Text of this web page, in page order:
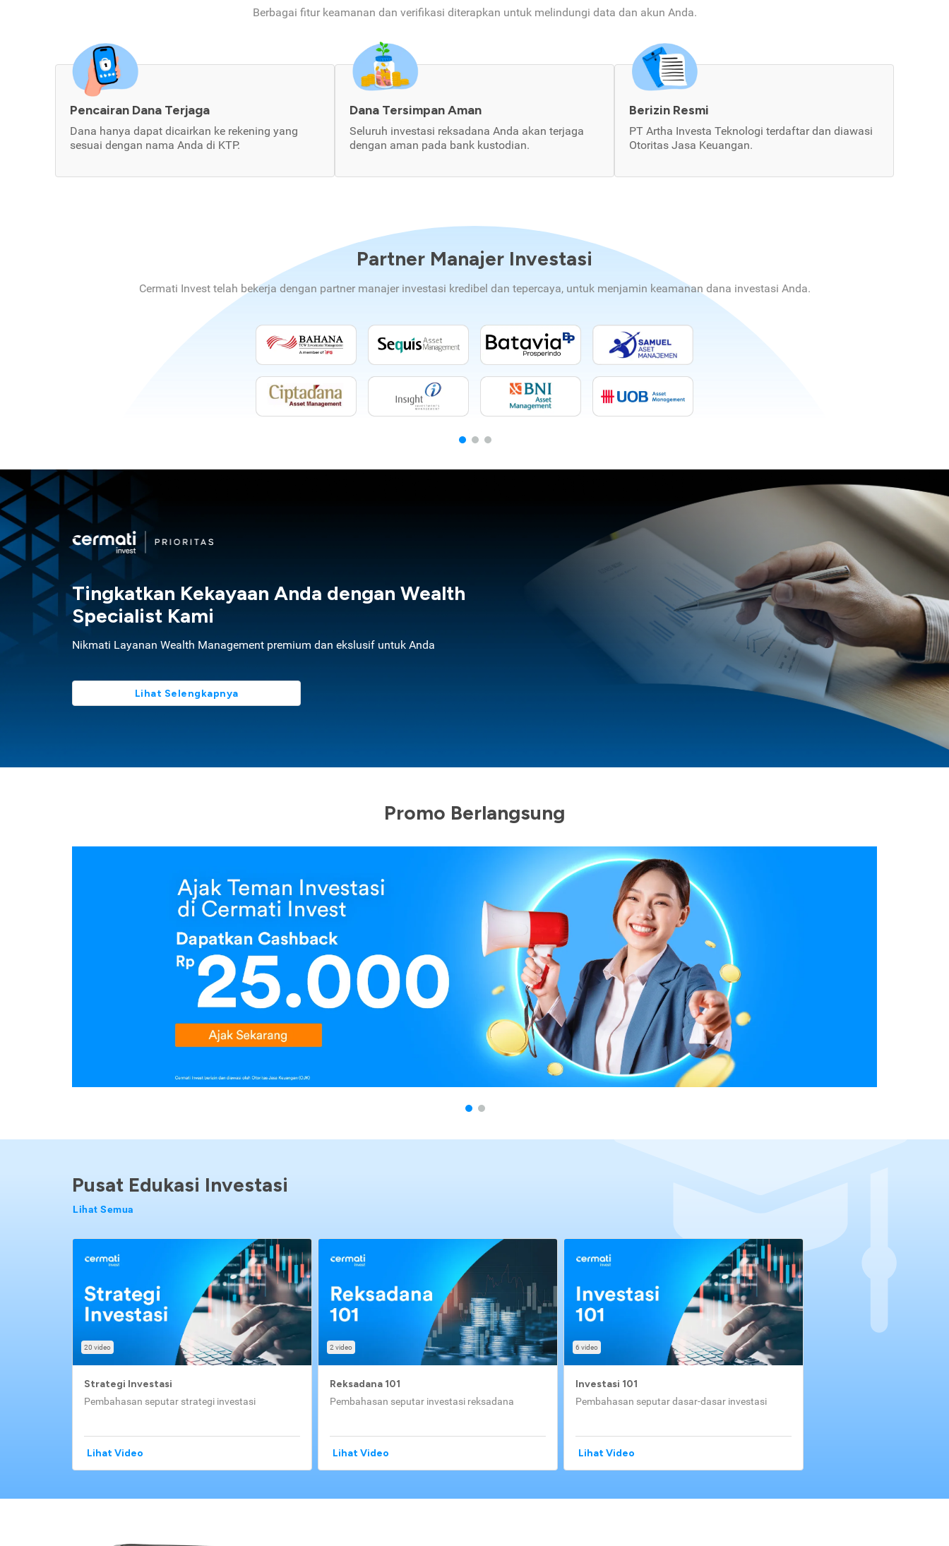
Berbagai fitur keamanan dan verifikasi diterapkan untuk melindungi data dan akun Anda.
Pencairan Dana Terjaga
Dana hanya dapat dicairkan ke rekening yang
sesuai dengan nama Anda di KTP.
Dana Tersimpan Aman
Seluruh investasi reksadana Anda akan terjaga
dengan aman pada bank kustodian.
Berizin Resmi
PT Artha Investa Teknologi terdaftar dan diawasi
Otoritas Jasa Keuangan.
Partner Manajer Investasi
Cermati Invest telah bekerja dengan partner manajer investasi kredibel dan tepercaya, untuk menjamin keamanan dana investasi Anda.
Tingkatkan Kekayaan Anda dengan Wealth
Specialist Kami
Nikmati Layanan Wealth Management premium dan ekslusif untuk Anda
Lihat Selengkapnya
Promo Berlangsung
Pusat Edukasi Investasi
Lihat Semua
20 video
Strategi Investasi
Pembahasan seputar strategi investasi
Lihat Video
2 video
Reksadana 101
Pembahasan seputar investasi reksadana
Lihat Video
6 video
Investasi 101
Pembahasan seputar dasar-dasar investasi
Lihat Video